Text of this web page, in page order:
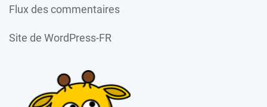
Flux des commentaires
Site de WordPress-FR